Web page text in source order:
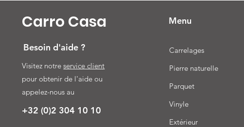
Carro Casa
Besoin d'aide ?
Visitez notreservice client
pour obtenir de l'aide ou
appelez-nous au
+32 (0)2 304 10 10
Menu
Carrelages
Pierre naturelle
Parquet
Vinyle
Extérieur